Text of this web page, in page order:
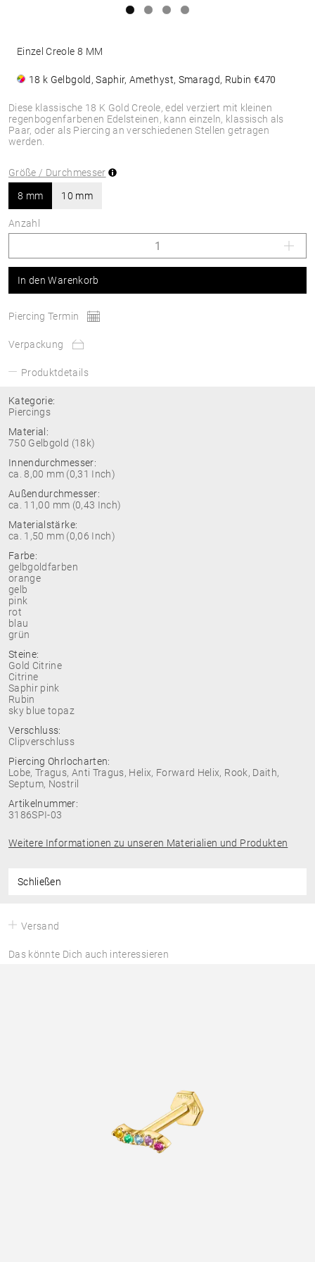
Diese klassische 18 K Gold Creole, edel verziert mit kleinen
regenbogenfarbenen Edelsteinen, kann einzeln, klassisch als
Paar, oder als Piercing an verschiedenen Stellen getragen
werden.
Einzel Creole 8 MM
18 k Gelbgold, Saphir, Amethyst, Smaragd, Rubin €470
Größe / Durchmesser
8 mm 10 mm
Anzahl
In den Warenkorb
Piercing Termin
Verpackung
Produktdetails
Kategorie:
Piercings
Material:
750 Gelbgold (18k)
Innendurchmesser:
ca. 8,00 mm (0,31 Inch)
Außendurchmesser:
ca. 11,00 mm (0,43 Inch)
Materialstärke:
ca. 1,50 mm (0,06 Inch)
Farbe:
gelbgoldfarben
orange
gelb
pink
rot
blau
grün
Steine:
Gold Citrine
Citrine
Saphir pink
Rubin
sky blue topaz
Verschluss:
Clipverschluss
Piercing Ohrlocharten:
Lobe, Tragus, Anti Tragus, Helix, Forward Helix, Rook, Daith,
Septum, Nostril
Artikelnummer:
3186SPI-03
Weitere Informationen zu unseren Materialien und Produkten
Schließen
Versand
Das könnte Dich auch interessieren